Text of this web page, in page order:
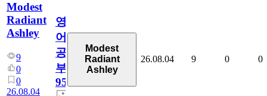
Modest
Radiant
Ashley
9
0
0
26.08.04
영
어
공
부
95
Modest
Radiant
Ashley
26.08.04 9 0 0